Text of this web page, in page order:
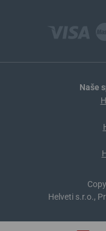
Naše
Helveti s.r.o.,